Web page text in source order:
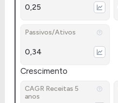
0,25
Passivos/Ativos
0,34
Crescimento
CAGR Receitas 5
anos